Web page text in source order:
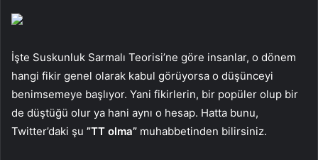
İşte Suskunluk Sarmalı Teorisi’ne göre insanlar, o dönem
hangi fikir genel olarak kabul görüyorsa o düşünceyi
benimsemeye başlıyor. Yani fikirlerin, bir popüler olup bir
de düştüğü olur ya hani aynı o hesap. Hatta bunu,
Twitter’daki şu ”TT olma” muhabbetinden bilirsiniz.